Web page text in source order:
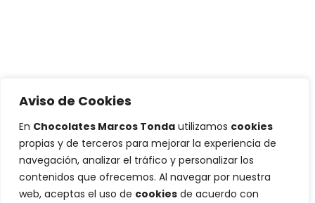
Aviso de Cookies
En Chocolates Marcos Tonda utilizamos cookies
propias y de terceros para mejorar la experiencia de
navegación, analizar el tráfico y personalizar los
contenidos que ofrecemos. Al navegar por nuestra
web, aceptas el uso de cookies de acuerdo con